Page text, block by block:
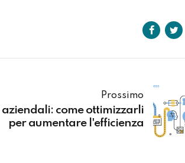
Prossimo
aziendali: come ottimizzarli
per aumentare l'efficienza